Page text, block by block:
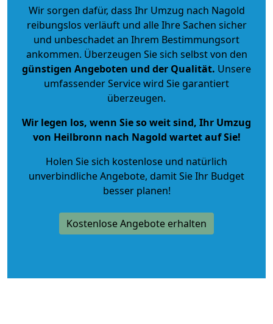
Wir sorgen dafür, dass Ihr Umzug nach Nagold
reibungslos verläuft und alle Ihre Sachen sicher
und unbeschadet an Ihrem Bestimmungsort
ankommen. Überzeugen Sie sich selbst von den
günstigen Angeboten und der Qualität. Unsere
umfassender Service wird Sie garantiert
überzeugen.
Wir legen los, wenn Sie so weit sind, Ihr Umzug
von Heilbronn nach Nagold wartet auf Sie!
Holen Sie sich kostenlose und natürlich
unverbindliche Angebote, damit Sie Ihr Budget
besser planen!
Kostenlose Angebote erhalten